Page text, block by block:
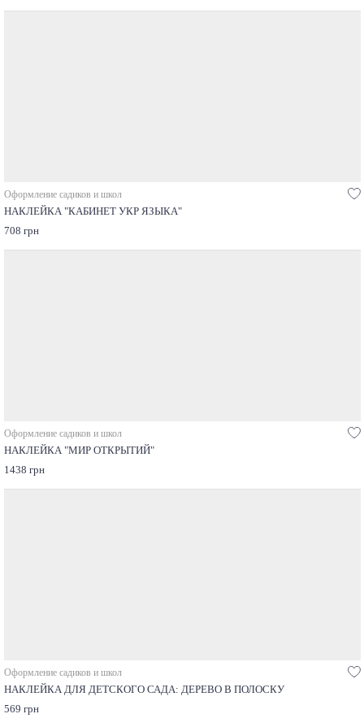
Оформление садиков и школ
НАКЛЕЙКА "КАБИНЕТ УКР ЯЗЫКА"
708 грн
Оформление садиков и школ
НАКЛЕЙКА "МИР ОТКРЫТИЙ"
1438 грн
Оформление садиков и школ
НАКЛЕЙКА ДЛЯ ДЕТСКОГО САДА: ДЕРЕВО В ПОЛОСКУ
569 грн